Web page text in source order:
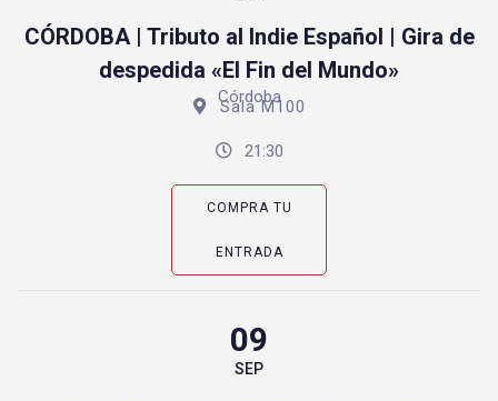
CÓRDOBA | Tributo al Indie Español | Gira de
despedida «El Fin del Mundo»
Córdoba
Sala M100
21:30
COMPRA TU
ENTRADA
09
SEP